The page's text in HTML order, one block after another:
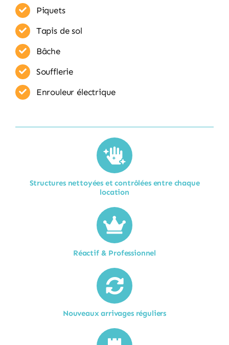
Piquets
Tapis de sol
Bâche
Soufflerie
Enrouleur​ électrique
Structures nettoyées et contrôlées entre chaque
location​
Réactif & Professionnel
Nouveaux arrivages réguliers